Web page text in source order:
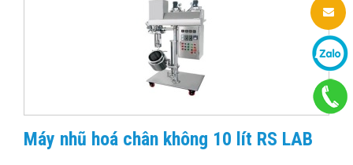
Máy nhũ hoá chân không 10 lít RS LAB